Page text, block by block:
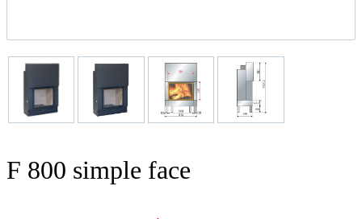
F 800 simple face